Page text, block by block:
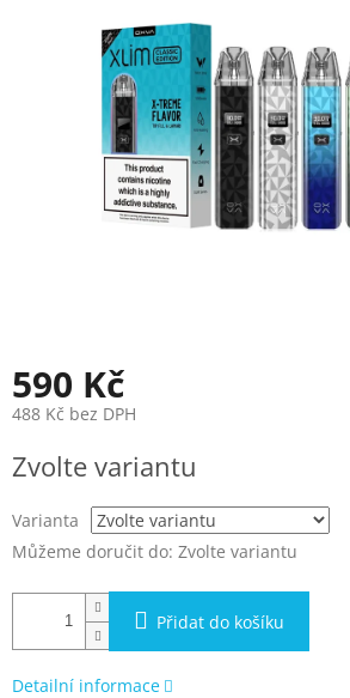
590 Kč
488 Kč bez DPH
cena:
Zvolte variantu
Varianta
Můžeme doručit do: Zvolte variantu
Přidat do košíku
Detailní informace